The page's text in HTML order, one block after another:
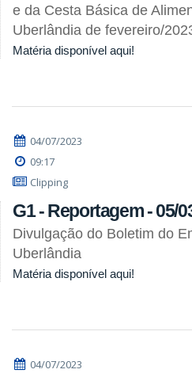
e da Cesta Básica de
Uberlândia de fevereiro/
Matéria disponível aqui!
04/07/2023
09:17
Clipping
G1 - Reportagem - 05/
Divulgação do Boletim do
Uberlândia
Matéria disponível aqui!
04/07/2023